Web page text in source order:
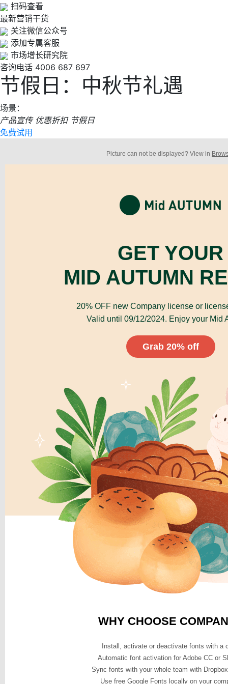
扫码查看
最新营销干货
关注微信公众号
添加专属客服
市场增长研究院
咨询电话 4006 687 697
节假日：中秋节礼遇
场景：
产品宣传 优惠折扣 节假日
免费试用